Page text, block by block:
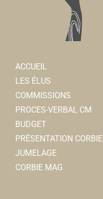
ACCUEIL
LES ÉLUS
COMMISSIONS
PROCES-VERBAL CM
BUDGET
PRÉSENTATION CORBIE
JUMELAGE
CORBIE MAG